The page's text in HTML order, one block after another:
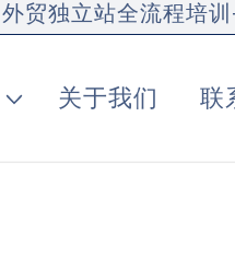
外贸独立站全流程培
关于我们 联